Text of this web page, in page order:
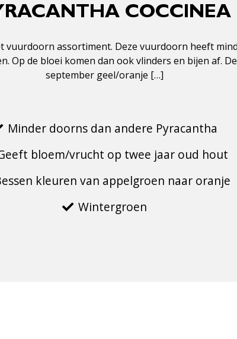
COCCINEA
vuurdoorn assortiment. Deze vuurdoorn heeft
de bloei komen dan ook vlinders en bijen af.
september geel/oranje […]
Minder doorns dan andere Pyracantha
bloem/vrucht op twee jaar oud hout
kleuren van appelgroen naar oranje
Wintergroen